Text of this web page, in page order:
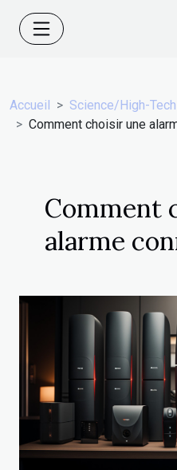
Accueil
Science/High-Tech
Comment choisir une
Comment
alarme